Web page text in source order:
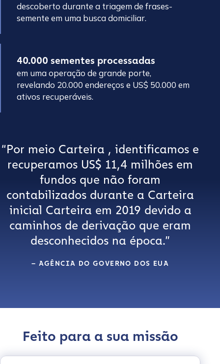
descoberto durante a triagem de frases-
semente em uma busca domiciliar.
40.000 sementes processadas
em uma operação de grande porte,
revelando 20.000 endereços e US$ 50.000 em
ativos recuperáveis.
“Por meio Carteira , identificamos e
recuperamos US$ 11,4 milhões em
fundos que não foram
contabilizados durante a Carteira
inicial Carteira em 2019 devido a
caminhos de derivação que eram
desconhecidos na época.”
– AGÊNCIA DO GOVERNO DOS EUA
Feito para a sua missão